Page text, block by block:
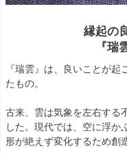
縁起の
『瑞
『瑞雲』は、良いことが
たもの。
古来、雲は気象を左右する
した。現代では、空に浮か
形が絶えず変化するため創